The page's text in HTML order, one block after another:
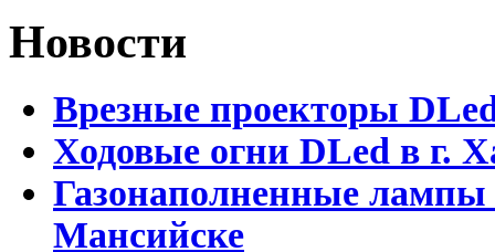
Новости
Врезные проекторы
Ходовые огни DLed в г.
Газонаполненные
Мансийске